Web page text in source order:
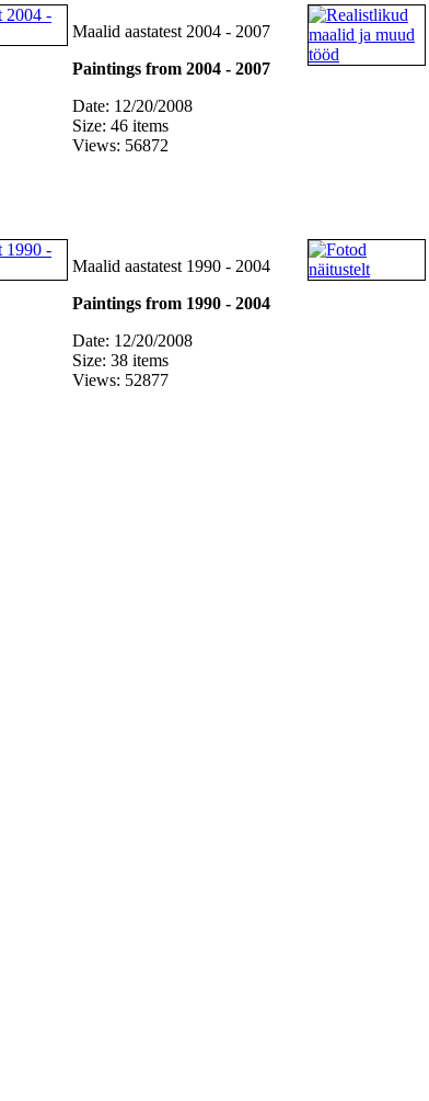
Maalid aastatest 2004 - 2007
Paintings from 2004 - 2007
Date: 12/20/2008
Size: 46 items
Views: 56872
Maalid aastatest 1990 - 2004
Paintings from 1990 - 2004
Date: 12/20/2008
Size: 38 items
Views: 52877